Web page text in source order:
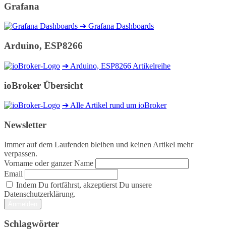
Grafana
➔ Grafana Dashboards
Arduino, ESP8266
➔ Arduino, ESP8266 Artikelreihe
ioBroker Übersicht
➔ Alle Artikel rund um ioBroker
Newsletter
Immer auf dem Laufenden bleiben und keinen Artikel mehr
verpassen.
Vorname oder ganzer Name
Email
Indem Du fortfährst, akzeptierst Du unsere
Datenschutzerklärung.
Schlagwörter